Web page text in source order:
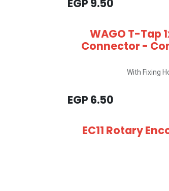
9.50
WAGO T-Tap
Connector -
With Fixing
6.50
EC11 Rotary